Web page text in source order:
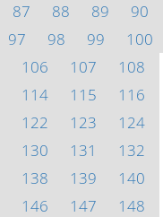
87 88 89
90
97 98 99
100
106 107
108
114 115
116
122 123
124
130 131
132
138 139
140
146 147
148